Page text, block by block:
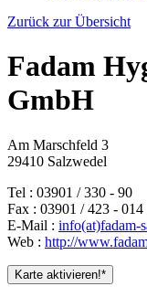
Zurück zur Übersicht
Fadam
GmbH
Am Marschfeld 3
29410 Salzwedel
Tel : 03901 / 330 - 90
Fax : 03901 / 423 - 014
E-Mail : info(at)fadam-
Web : http://
Karte aktivieren!*